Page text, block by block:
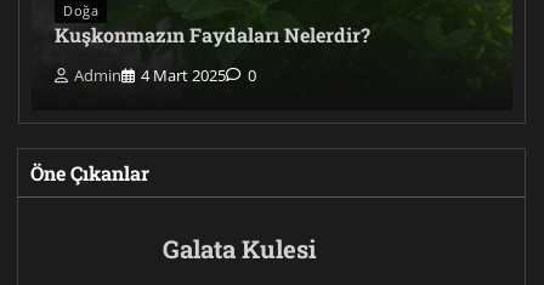
Doğa
Kuşkonmazın Faydaları Nelerdir?
Admin 4 Mart 2025 0
Öne Çıkanlar
Galata Kulesi